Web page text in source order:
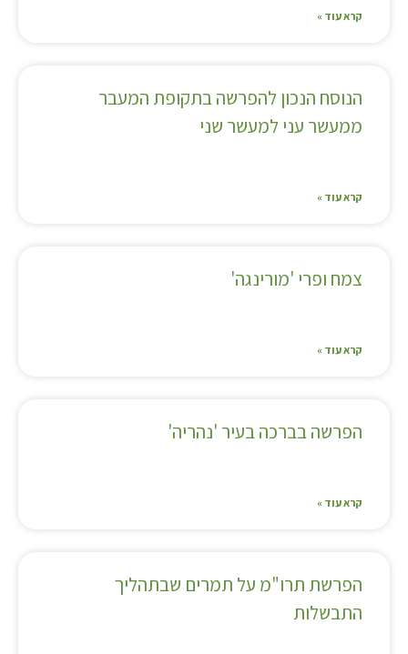
קרא עוד »
הנוסח הנכון להפרשה בתקופת המעבר
ממעשר עני למעשר שני
קרא עוד »
צמח ופרי 'מורינגה'
קרא עוד »
הפרשה בברכה בעיר 'נהריה'
קרא עוד »
הפרשת תרו"מ על תמרים שבתהליך
התבשלות